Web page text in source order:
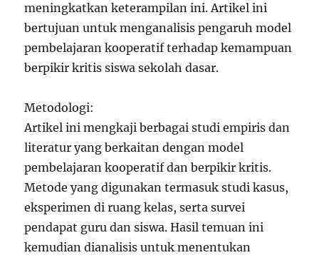
meningkatkan keterampilan ini. Artikel ini
bertujuan untuk menganalisis pengaruh model
pembelajaran kooperatif terhadap kemampuan
berpikir kritis siswa sekolah dasar.
Metodologi:
Artikel ini mengkaji berbagai studi empiris dan
literatur yang berkaitan dengan model
pembelajaran kooperatif dan berpikir kritis.
Metode yang digunakan termasuk studi kasus,
eksperimen di ruang kelas, serta survei
pendapat guru dan siswa. Hasil temuan ini
kemudian dianalisis untuk menentukan